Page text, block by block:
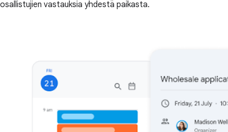
osallistujien vastauksia yhdestä paikasta.